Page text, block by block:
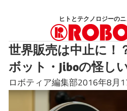
ン
ツ
へ
ス
ヒトとテクノロジーの
世界販売は中止に！
ボット・Jiboの怪し
ロボティア編集部2016年8月